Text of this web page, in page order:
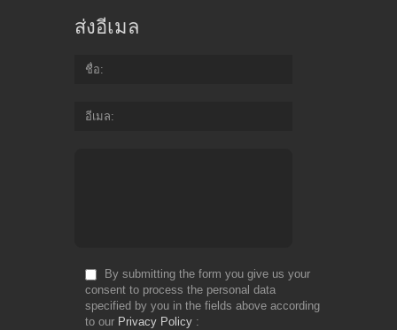
ส่งอีเมล
ชื่อ
อีเมล
By submitting the form you give us your
consent to process the personal data
specified by you in the fields above according
to our Privacy Policy